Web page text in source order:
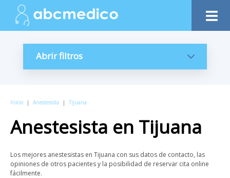
Abrir filtros
Inicio | Anestesista | Tijuana
Anestesista en Tijuana
Los mejores anestesistas en Tijuana con sus datos de contacto, las
opiniones de otros pacientes y la posibilidad de reservar cita online
fácilmente.